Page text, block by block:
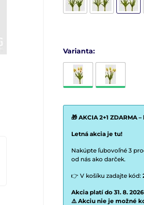
Varianta:
🎁 AKCIA 2+1 ZDARMA
Letná akcia je tu!
Nakúpte ľubovoľné 3
od nás ako darček.
👉 V košíku zadajte kód:
Akcia platí do 31. 8. 2026
⚠️ Akciu nie je možné